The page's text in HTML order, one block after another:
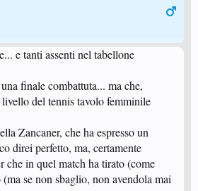
e tanti assenti nel tabellone
finale combattuta... ma che,
del tennis tavolo femminile
Zancaner, che ha espresso un
direi perfetto, ma, certamente
che in quel match ha tirato (come
se non sbaglio, non avendola mai